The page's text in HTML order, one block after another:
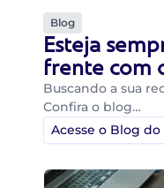
Blog
Esteja
frente com
Buscando a sua
Confira o blog…
Acesse o Blog